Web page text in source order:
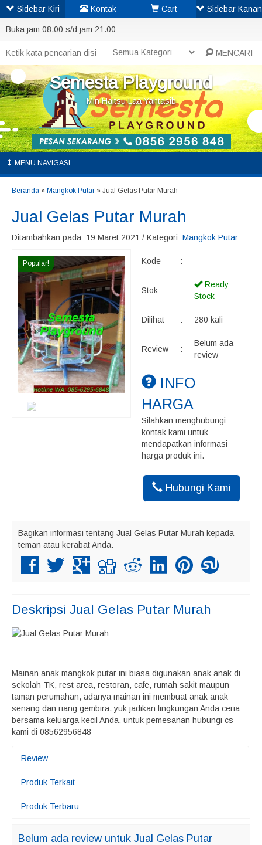
Buka jam 08.00 s/d jam 21.00
MENCARI
Semesta Playground
Min Haitsu Laa Yahtasib
MENU NAVIGASI
Beranda » Mangkok Putar » Jual Gelas Putar Murah
Jual Gelas Putar Murah
Ditambahkan pada: 19 Maret 2021 / Kategori: Mangkok Putar
Popular! Kode : -
Stok :
Ready
Stock
Dilihat : 280 kali
Review :
Belum ada
review
INFO
HARGA
Silahkan menghubungi
kontak kami untuk
mendapatkan informasi
harga produk ini.
Hubungi Kami
Bagikan informasi tentang Jual Gelas Putar Murah kepada
teman atau kerabat Anda.
Deskripsi Jual Gelas Putar Murah
Mainan anak mangkok putar ini biasa digunakan anak anak di
sekolah TK, rest area, restoran, cafe, rumah sakit maupun
taman perumahan, adanya mainan ini membuat anak anak
senang dan riang gembira, yuk jadikan lingkungan Anda ceria
bersama keluarga kecil Anda, untuk pemesanan hubungi cs
kami di 08562956848
Review
Produk Terkait
Produk Terbaru
Belum ada review untuk Jual Gelas Putar
Sidebar Kiri Kontak Cart Sidebar Kanan